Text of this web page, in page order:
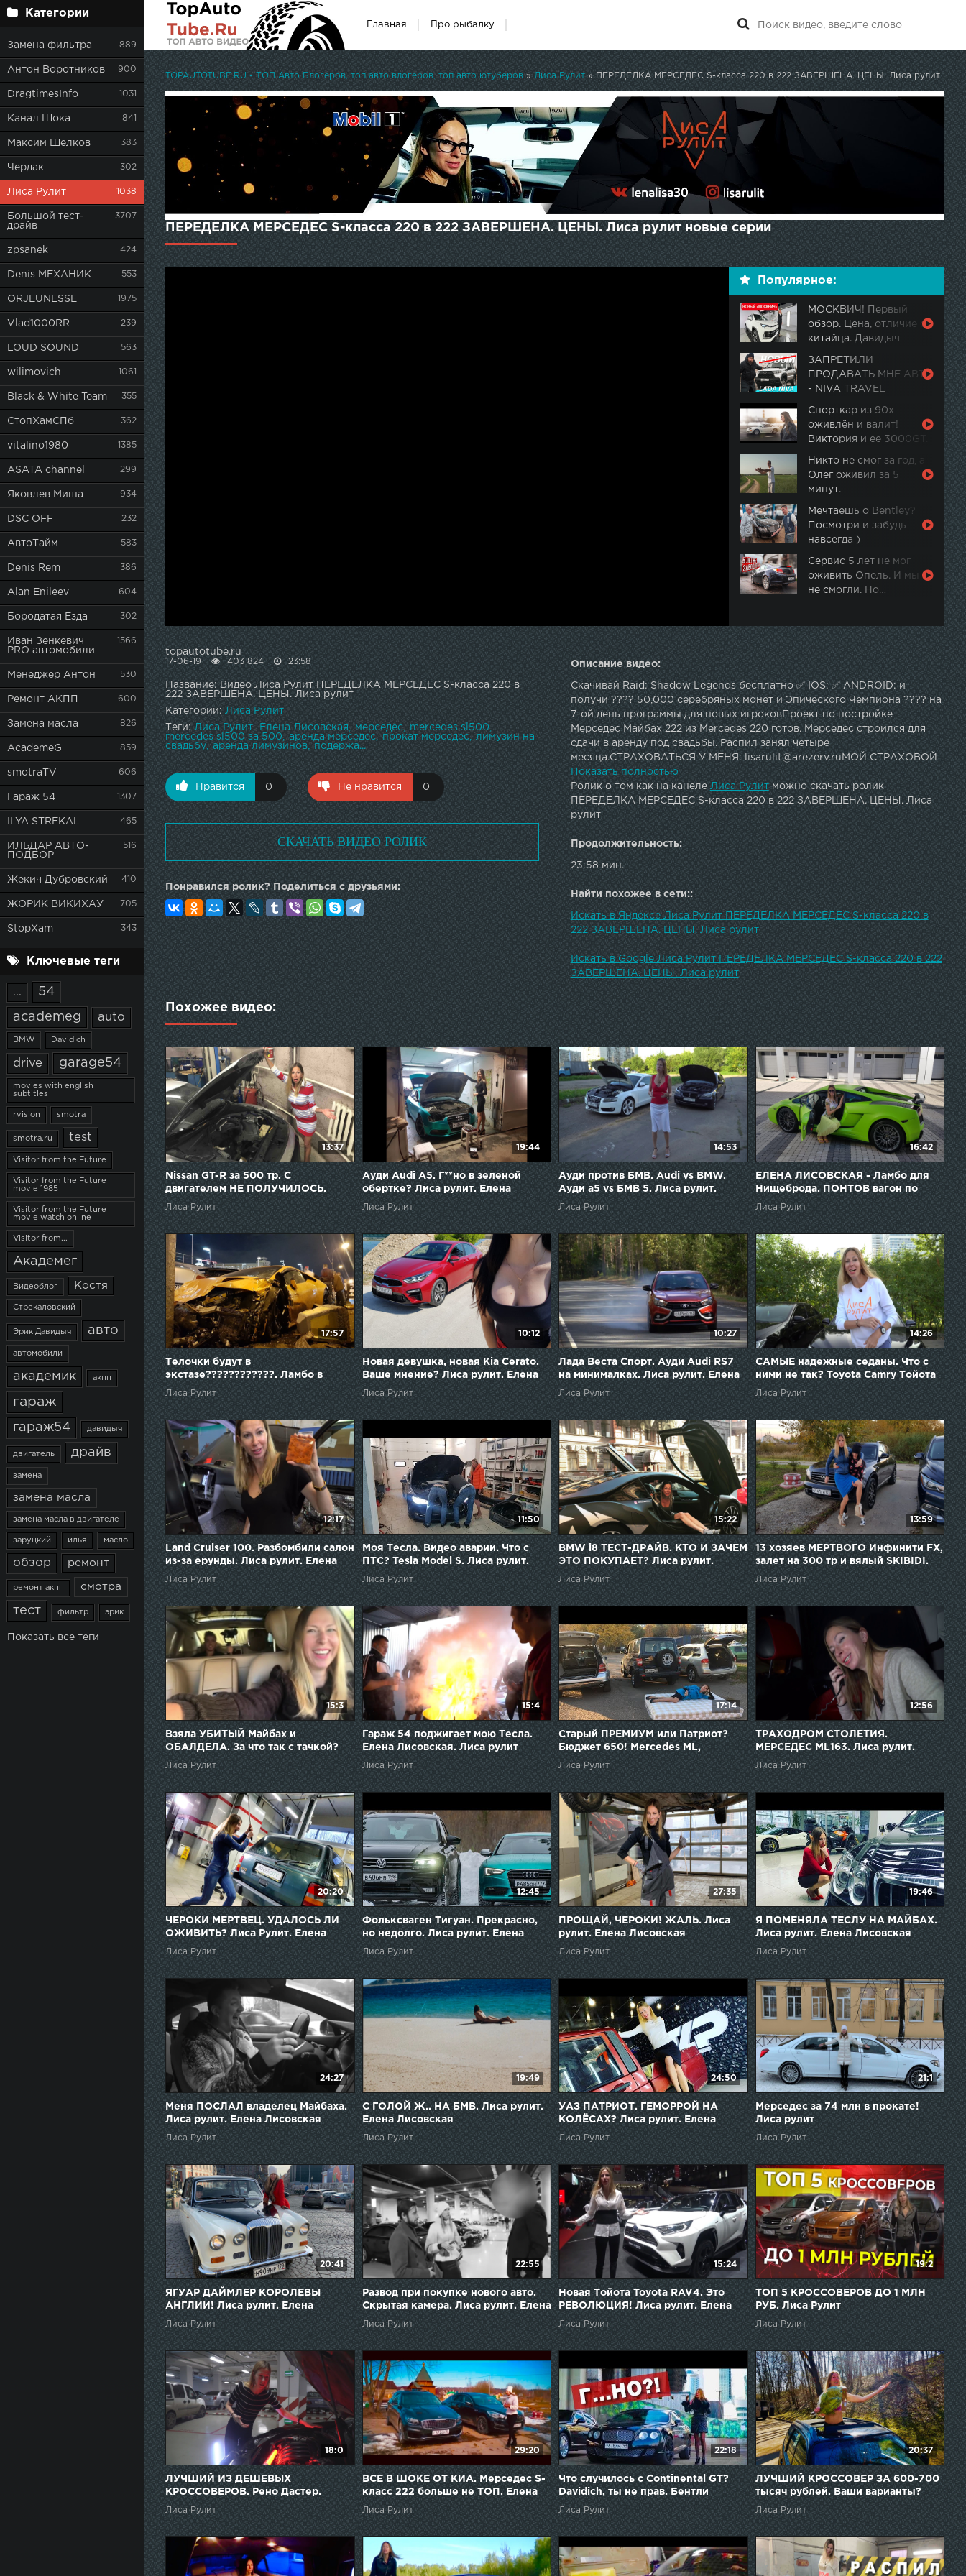
Категории
Замена фильтра 889
Антон Воротников 900
DragtimesInfo 1031
Канал Шока 841
Максим Шелков 383
Чердак 302
Лиса Рулит 1038
Большой тест-
драйв
3707
zpsanek 424
Denis МЕХАНИК 553
ORJEUNESSE 1975
Vlad1000RR 239
LOUD SOUND 563
wilimovich 1061
Black & White Team 355
СтопХамСПб 362
vitalino1980 1385
ASATA channel 299
Яковлев Миша 934
DSC OFF 232
АвтоТайм 583
Denis Rem 386
Alan Enileev 604
Бородатая Езда 302
Иван Зенкевич
PRO автомобили
1566
Менеджер Антон 530
Ремонт АКПП 600
Замена масла 826
AcademeG 859
smotraTV 606
Гараж 54 1307
ILYA STREKAL 465
ИЛЬДАР АВТО-
ПОДБОР
516
Жекич Дубровский 410
ЖОРИК ВИКИХАУ 705
StopXam 343
Ключевые теги
... 54
academeg auto
BMW Davidich
drive garage54
movies with english
subtitles
rvision smotra
smotra.ru test
Visitor from the Future
Visitor from the Future
movie 1985
Visitor from the Future
movie watch online
Visitor from...
Академег
Видеоблог Костя
Стрекаловский
Эрик Давидыч авто
автомобили
академик акпп
гараж
гараж54 давидыч
двигатель драйв
замена
замена масла
замена масла в двигателе
заруцкий илья масло
обзор ремонт
ремонт акпп смотра
тест фильтр эрик
Показать все теги
Главная Про рыбалку
TOPAUTOTUBE.RU - ТОП Авто Блогеров, топ авто влогеров, топ авто ютуберов» Лиса Рулит» ПЕРЕДЕЛКА МЕРСЕДЕС S-класса 220 в 222 ЗАВЕРШЕНА. ЦЕНЫ. Лиса рулит
ПЕРЕДЕЛКА МЕРСЕДЕС S-класса 220 в 222 ЗАВЕРШЕНА. ЦЕНЫ. Лиса рулит новые серии
Популярное:
МОСКВИЧ! Первый
обзор. Цена, отличие от
китайца. Давидыч
ЗАПРЕТИЛИ
ПРОДАВАТЬ МНЕ АВТО
- NIVA TRAVEL
Спорткар из 90х
оживлён и валит!
Виктория и ее 3000GT.
Никто не смог за год, а
Олег оживил за 5
минут.
Мечтаешь о Bentley?
Посмотри и забудь
навсегда )
Сервис 5 лет не мог
оживить Опель. И мы
не смогли. Но…
topautotube.ru
Описание видео:
Скачивай Raid: Shadow Legends бесплатно ✅ IOS: ✅ ANDROID: и
получи ???? 50,000 серебряных монет и Эпического Чемпиона ???? на
7-ой день программы для новых игроковПроект по постройке
Мерседес Майбах 222 из Mercedes 220 готов. Мерседес строился для
сдачи в аренду под свадьбы. Распил занял четыре
месяца.СТРАХОВАТЬСЯ У МЕНЯ: lisarulit@arezerv.ruМОЙ СТРАХОВОЙ
БРОКЕР: По рекламе и сотрудничеству: 7605339@mail.ruМОЙ ВТОРОЙ
КАНАЛ: ...Я В ИНСТАГРАМ: СПАСИБО Саше Потапову за лучшие
видеорегистраторы для моих подписчиков: ---------------------------------
--------------------Всем привет, меня зовут Елена Лисовская и я автор
проекта "Лиса рулит". Вся моя жизнь связана с авто. В своем блоге я
делюсь знаниями о тачках, делаю интересные проекты, а также
разоблачаю жуликов и перекупов. Подписывайтесь - не пожалеете! И
не забудьте про колокольчик)
Показать полностью
Ролик о том как на канелеЛиса Рулитможно скачать ролик
ПЕРЕДЕЛКА МЕРСЕДЕС S-класса 220 в 222 ЗАВЕРШЕНА. ЦЕНЫ. Лиса
рулит
Продолжительность:
23:58 мин.
Найти похожее в сети::
Искать в Яндексе Лиса Рулит ПЕРЕДЕЛКА МЕРСЕДЕС S-класса 220 в
222 ЗАВЕРШЕНА. ЦЕНЫ. Лиса рулит
Искать в Google Лиса Рулит ПЕРЕДЕЛКА МЕРСЕДЕС S-класса 220 в 222
ЗАВЕРШЕНА. ЦЕНЫ. Лиса рулит
17-06-19 403 824 23:58
Название: Видео Лиса Рулит ПЕРЕДЕЛКА МЕРСЕДЕС S-класса 220 в
222 ЗАВЕРШЕНА. ЦЕНЫ. Лиса рулит
Категории:Лиса Рулит
Теги:Лиса Рулит Елена Лисовская мерседес
mercedes sl500
mercedes sl500 за 500
аренда мерседес прокат мерседес
лимузин на
свадьбу
аренда лимузинов подержа...
Нравится 0 Не нравится 0
СКАЧАТЬ ВИДЕО РОЛИК
Понравился ролик? Поделиться с друзьями:
Похожее видео:
13:37
Nissan GT-R за 500 тр. С
двигателем НЕ ПОЛУЧИЛОСЬ.
Расходы бешеные. Лиса рулит.
Елена Лисовская
Лиса Рулит
19:44
Ауди Audi A5. Г**но в зеленой
обертке? Лиса рулит. Елена
Лисовская
Лиса Рулит
14:53
Ауди против БМВ. Audi vs BMW.
Ауди а5 vs БМВ 5. Лиса рулит.
Елена Лисовская
Лиса Рулит
16:42
ЕЛЕНА ЛИСОВСКАЯ - Ламбо для
Нищеброда. ПОНТОВ вагон по
цене Хендая. Лиса рулит. Елена
Лисовская
Лиса Рулит
17:57
Телочки будут в
экстазе????????????. Ламбо в
заднице. Ауди Audi R8. Лиса рулит.
Елена Лисовская
Лиса Рулит
10:12
Новая девушка, новая Kia Cerato.
Ваше мнение? Лиса рулит. Елена
Лисовская
Лиса Рулит
10:27
Лада Веста Спорт. Ауди Audi RS7
на минималках. Лиса рулит. Елена
Лисовская
Лиса Рулит
14:26
САМЫЕ надежные седаны. Что с
ними не так? Toyota Camry Тойота
Камри. Лиса рулит. Елена
Лисовская
Лиса Рулит
12:17
Land Cruiser 100. Разбомбили салон
из-за ерунды. Лиса рулит. Елена
Лисовская
Лиса Рулит
11:50
Моя Тесла. Видео аварии. Что с
ПТС? Tesla Model S. Лиса рулит.
Елена Лисовская
Лиса Рулит
15:22
BMW i8 ТЕСТ-ДРАЙВ. КТО И ЗАЧЕМ
ЭТО ПОКУПАЕТ? Лиса рулит.
Елена Лисовская
Лиса Рулит
13:59
13 хозяев МЕРТВОГО Инфинити FX,
залет на 300 тр и вялый SKIBIDI.
Елена Лисовская. Лиса рулит
Лиса Рулит
15:3
Взяла УБИТЫЙ Майбах и
ОБАЛДЕЛА. За что так с тачкой?
Елена Лисовская. Лиса рулит
Лиса Рулит
15:4
Гараж 54 поджигает мою Тесла.
Елена Лисовская. Лиса рулит
Лиса Рулит
17:14
Старый ПРЕМИУМ или Патриот?
Бюджет 650! Mercedes ML,
Volkswagen Touareg. Елена
Лисовская. Лиса рулит
Лиса Рулит
12:56
ТРАХОДРОМ СТОЛЕТИЯ.
МЕРСЕДЕС ML163. Лиса рулит.
Елена Лисовская
Лиса Рулит
20:20
ЧЕРОКИ МЕРТВЕЦ. УДАЛОСЬ ЛИ
ОЖИВИТЬ? Лиса Рулит. Елена
Лисовская
Лиса Рулит
12:45
Фольксваген Тигуан. Прекрасно,
но недолго. Лиса рулит. Елена
Лисовская
Лиса Рулит
27:35
ПРОЩАЙ, ЧЕРОКИ! ЖАЛЬ. Лиса
рулит. Елена Лисовская
Лиса Рулит
19:46
Я ПОМЕНЯЛА ТЕСЛУ НА МАЙБАХ.
Лиса рулит. Елена Лисовская
Лиса Рулит
24:27
Меня ПОСЛАЛ владелец Майбаха.
Лиса рулит. Елена Лисовская
Лиса Рулит
19:49
С ГОЛОЙ Ж.. НА БМВ. Лиса рулит.
Елена Лисовская
Лиса Рулит
24:50
УАЗ ПАТРИОТ. ГЕМОРРОЙ НА
КОЛЁСАХ? Лиса рулит. Елена
Лисовская
Лиса Рулит
21:1
Мерседес за 74 млн в прокате!
Лиса рулит
Лиса Рулит
20:41
ЯГУАР ДАЙМЛЕР КОРОЛЕВЫ
АНГЛИИ! Лиса рулит. Елена
Лисовская
Лиса Рулит
22:55
Развод при покупке нового авто.
Скрытая камера. Лиса рулит. Елена
Лисовская
Лиса Рулит
15:24
Новая Тойота Toyota RAV4. Это
РЕВОЛЮЦИЯ! Лиса рулит. Елена
Лисовская
Лиса Рулит
19:2
ТОП 5 КРОССОВЕРОВ ДО 1 МЛН
РУБ. Лиса Рулит
Лиса Рулит
18:0
ЛУЧШИЙ ИЗ ДЕШЕВЫХ
КРОССОВЕРОВ. Рено Дастер.
Renault Duster. Лиса рулит
Лиса Рулит
29:20
ВСЕ В ШОКЕ ОТ КИА. Мерседес S-
класс 222 больше не ТОП. Елена
Лисовская. Лиса рулит
Лиса Рулит
22:18
Что случилось с Continental GT?
Davidich, ты не прав. Бентли
полное г... Bentley
Лиса Рулит
20:37
ЛУЧШИЙ КРОССОВЕР ЗА 600-700
тысяч рублей. Ваши варианты?
Лиса рулит. Елена Лисовская
Лиса Рулит